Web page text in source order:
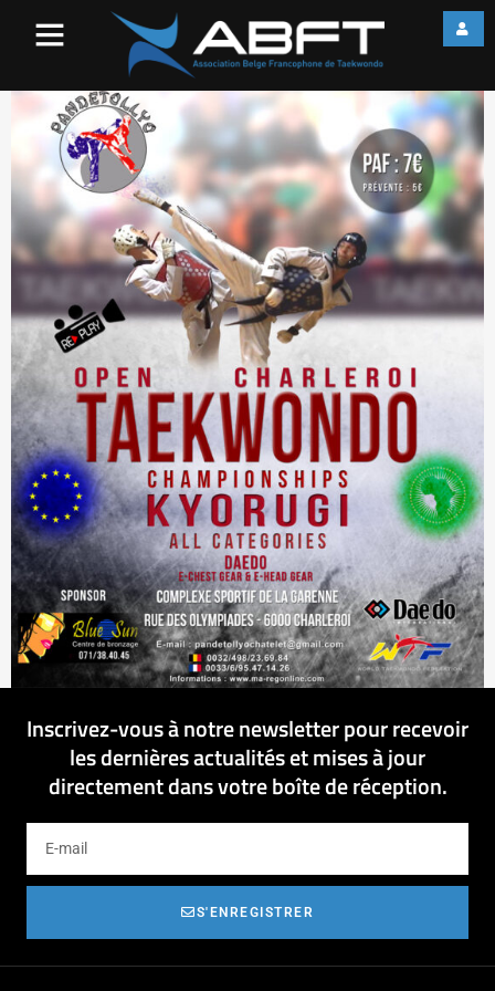
Inscrivez-vous à notre newsletter pour recevoir
les dernières actualités et mises à jour
directement dans votre boîte de réception.
S'ENREGISTRER